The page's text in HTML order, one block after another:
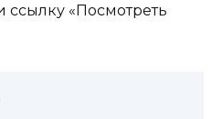
«Посмотреть